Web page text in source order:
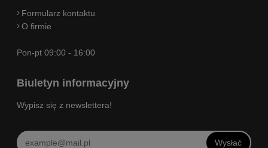
Formularz kontaktu
O firmie
Pon-pt 09:00 - 16:00
Biuletyn informacyjny
Wypisz się z newslettera!
Wysłać